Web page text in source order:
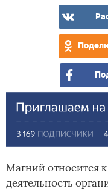
Магний относится
деятельность